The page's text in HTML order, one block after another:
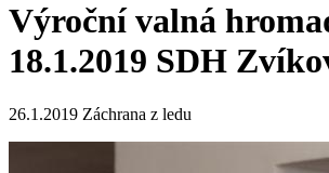
Výroční valná
18.1.2019 SDH
26.1.2019 Záchrana z ledu